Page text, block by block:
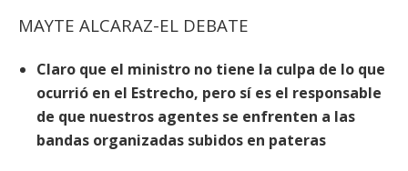
MAYTE ALCARAZ-EL DEBATE
Claro que el ministro no tiene la culpa de lo que
ocurrió en el Estrecho, pero sí es el responsable
de que nuestros agentes se enfrenten a las
bandas organizadas subidos en pateras